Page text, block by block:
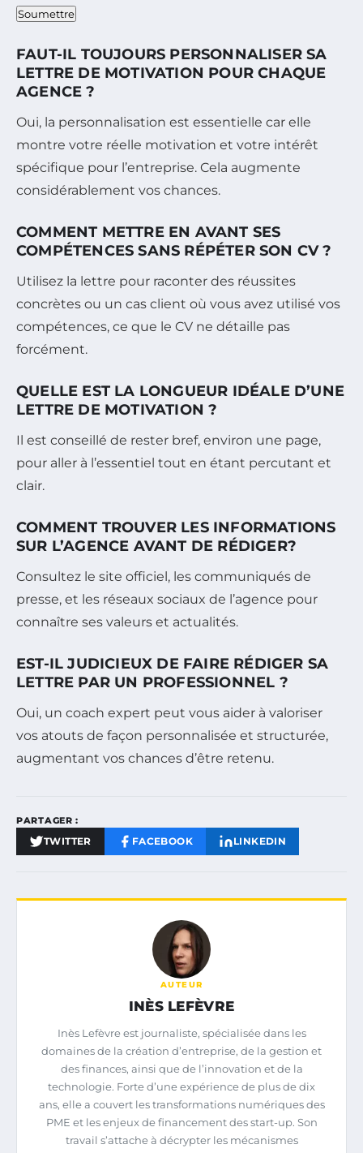
Ce quizz contient 4 questions à choix unique.
Soumettre
FAUT-IL TOUJOURS PERSONNALISER SA
LETTRE DE MOTIVATION POUR CHAQUE
AGENCE ?
Oui, la personnalisation est essentielle car elle
montre votre réelle motivation et votre intérêt
spécifique pour l’entreprise. Cela augmente
considérablement vos chances.
COMMENT METTRE EN AVANT SES
COMPÉTENCES SANS RÉPÉTER SON CV ?
Utilisez la lettre pour raconter des réussites
concrètes ou un cas client où vous avez utilisé vos
compétences, ce que le CV ne détaille pas
forcément.
QUELLE EST LA LONGUEUR IDÉALE D’UNE
LETTRE DE MOTIVATION ?
Il est conseillé de rester bref, environ une page,
pour aller à l’essentiel tout en étant percutant et
clair.
COMMENT TROUVER LES INFORMATIONS
SUR L’AGENCE AVANT DE RÉDIGER?
Consultez le site officiel, les communiqués de
presse, et les réseaux sociaux de l’agence pour
connaître ses valeurs et actualités.
EST-IL JUDICIEUX DE FAIRE RÉDIGER SA
LETTRE PAR UN PROFESSIONNEL ?
Oui, un coach expert peut vous aider à valoriser
vos atouts de façon personnalisée et structurée,
augmentant vos chances d’être retenu.
PARTAGER :
TWITTER FACEBOOK LINKEDIN
AUTEUR
INÈS LEFÈVRE
Inès Lefèvre est journaliste, spécialisée dans les
domaines de la création d’entreprise, de la gestion et
des finances, ainsi que de l’innovation et de la
technologie. Forte d’une expérience de plus de dix
ans, elle a couvert les transformations numériques des
PME et les enjeux de financement des start-up. Son
travail s’attache à décrypter les mécanismes